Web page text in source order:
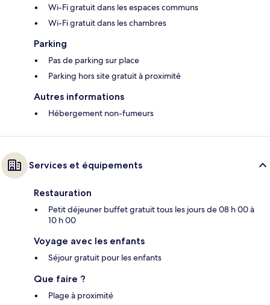
Wi-Fi gratuit dans les espaces communs
Wi-Fi gratuit dans les chambres
Parking
Pas de parking sur place
Parking hors site gratuit à proximité
Autres informations
Hébergement non-fumeurs
Services et équipements
Restauration
Petit déjeuner buffet gratuit tous les jours de 08 h 00 à
10 h 00
Voyage avec les enfants
Séjour gratuit pour les enfants
Que faire ?
Plage à proximité